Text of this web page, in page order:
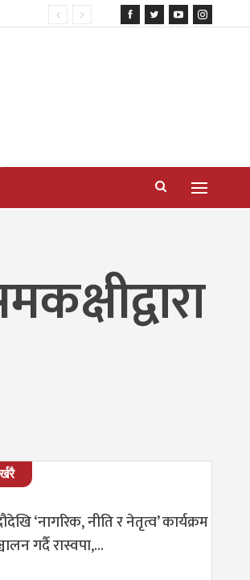
‘नागरिक, नीति र नेतृत्व’ कार्यक्रम
गर्दै रास्वपा,…